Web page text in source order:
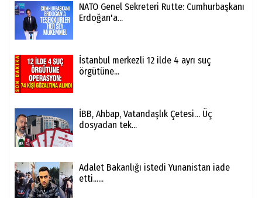
NATO Genel Sekreteri Rutte: Cumhurbaşkanı
Erdoğan'a...
İstanbul merkezli 12 ilde 4 ayrı suç
örgütüne...
İBB, Ahbap, Vatandaşlık Çetesi… Üç
dosyadan tek...
Adalet Bakanlığı istedi Yunanistan iade
etti......